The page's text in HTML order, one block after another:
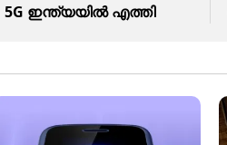
5G ഇന്ത്യയിൽ എത്തി